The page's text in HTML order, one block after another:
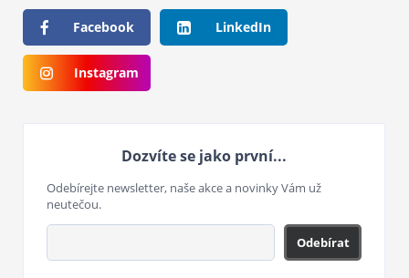
Facebook LinkedIn
Instagram
Dozvíte se jako první...
Odebírejte newsletter, naše akce a novinky Vám už
neutečou.
Odebírat